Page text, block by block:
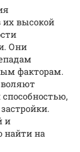
высокой
Они
факторам.
и
на